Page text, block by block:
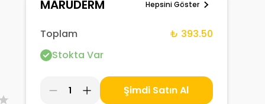
MARUDERM Hepsini Göster
Toplam
₺ 393.50
Stokta Var
1 Şimdi Satın Al